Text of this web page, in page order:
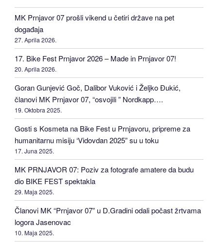
MK Prnjavor 07 prošli vikend u četiri države na pet
događaja
27. Aprila 2026.
17. Bike Fest Prnjavor 2026 – Made in Prnjavor 07!
20. Aprila 2026.
Goran Gunjević Goč, Dalibor Vuković i Željko Đukić,
članovi MK Prnjavor 07, “osvojili ” Nordkapp….
19. Oktobra 2025.
Gosti s Kosmeta na Bike Fest u Prnjavoru, pripreme za
humanitarnu misiju ‘Vidovdan 2025” su u toku
17. Juna 2025.
MK PRNJAVOR 07: Poziv za fotografe amatere da budu
dio BIKE FEST spektakla
29. Maja 2025.
Članovi MK “Prnjavor 07” u D.Gradini odali počast žrtvama
logora Jasenovac
10. Maja 2025.